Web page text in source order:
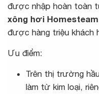
được nhập hoàn toàn
xông hơi Homesteam
được hàng triệu khách
Ưu điểm:
Trên thị trường
làm từ kim loại,